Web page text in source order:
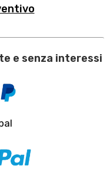
e senza interessi